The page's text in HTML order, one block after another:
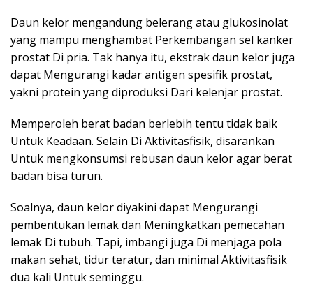
Daun kelor mengandung belerang atau glukosinolat
yang mampu menghambat Perkembangan sel kanker
prostat Di pria. Tak hanya itu, ekstrak daun kelor juga
dapat Mengurangi kadar antigen spesifik prostat,
yakni protein yang diproduksi Dari kelenjar prostat.
Memperoleh berat badan berlebih tentu tidak baik
Untuk Keadaan. Selain Di Aktivitasfisik, disarankan
Untuk mengkonsumsi rebusan daun kelor agar berat
badan bisa turun.
Soalnya, daun kelor diyakini dapat Mengurangi
pembentukan lemak dan Meningkatkan pemecahan
lemak Di tubuh. Tapi, imbangi juga Di menjaga pola
makan sehat, tidur teratur, dan minimal Aktivitasfisik
dua kali Untuk seminggu.